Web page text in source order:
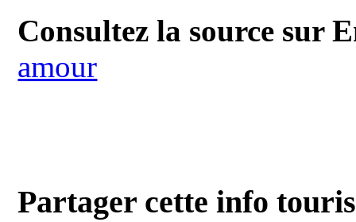
Consultez la source sur
amour
Partager cette info